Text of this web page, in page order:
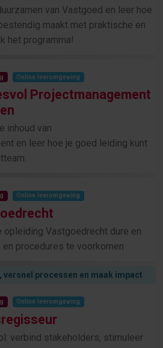
van Vastgoed en leer hoe
maakt met praktische en
het programma!
Online leeromgeving
Projectmanagement
inhoud van
en leer hoe je goed leiding kunt
Online leeromgeving
opleiding Vastgoedrecht dure en
procedures te voorkomen
processen en maak impact
Online leeromgeving
verbind stakeholders, stimuleer